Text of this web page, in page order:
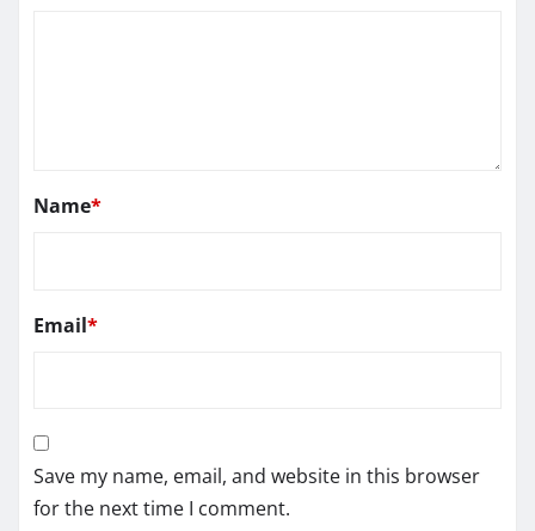
Name*
Email*
Save my name, email, and website in this browser
for the next time I comment.